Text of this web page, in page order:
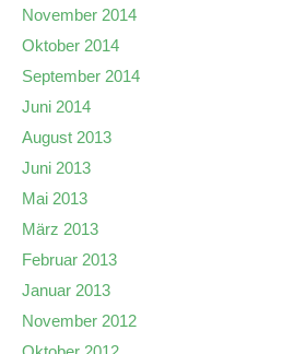
November 2014
Oktober 2014
September 2014
Juni 2014
August 2013
Juni 2013
Mai 2013
März 2013
Februar 2013
Januar 2013
November 2012